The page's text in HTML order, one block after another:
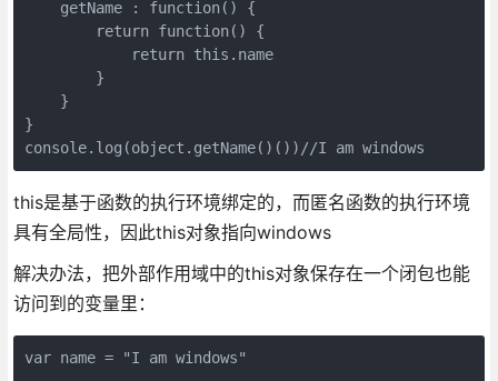
    getName : function() {
        return function() {
            return this.name
        }
    }
}
console.log(object.getName()())//I am windows
this是基于函数的执行环境绑定的，而匿名函数的执行环境
具有全局性，因此this对象指向windows
解决办法，把外部作用域中的this对象保存在一个闭包也能
访问到的变量里：
var name = "I am windows"